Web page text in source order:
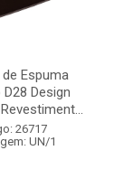
Espuma
Design
26717
UN/1